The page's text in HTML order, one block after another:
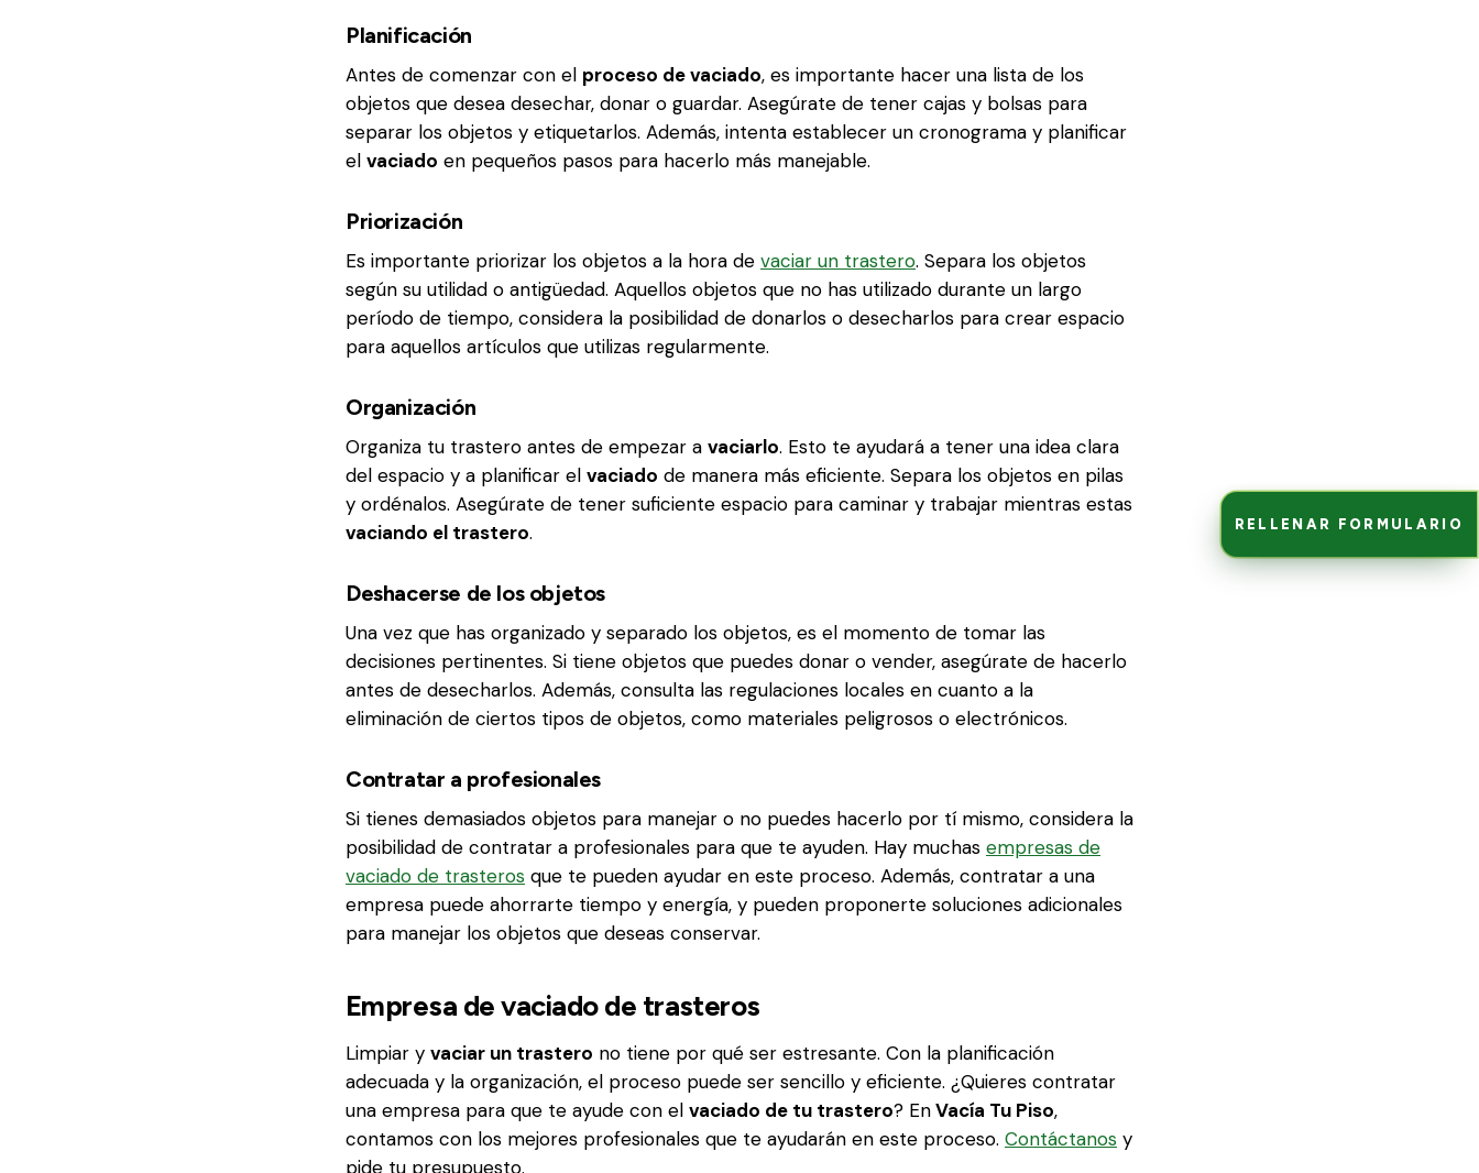
Planificación
Antes de comenzar con el proceso de vaciado, es importante hacer una lista de los
objetos que desea desechar, donar o guardar. Asegúrate de tener cajas y bolsas para
separar los objetos y etiquetarlos. Además, intenta establecer un cronograma y planificar
el vaciado en pequeños pasos para hacerlo más manejable.
Priorización
Es importante priorizar los objetos a la hora de vaciar un trastero. Separa los objetos
según su utilidad o antigüedad. Aquellos objetos que no has utilizado durante un largo
período de tiempo, considera la posibilidad de donarlos o desecharlos para crear espacio
para aquellos artículos que utilizas regularmente.
Organización
Organiza tu trastero antes de empezar a vaciarlo. Esto te ayudará a tener una idea clara
del espacio y a planificar el vaciado de manera más eficiente. Separa los objetos en pilas
y ordénalos. Asegúrate de tener suficiente espacio para caminar y trabajar mientras estas
vaciando el trastero.
Deshacerse de los objetos
Una vez que has organizado y separado los objetos, es el momento de tomar las
decisiones pertinentes. Si tiene objetos que puedes donar o vender, asegúrate de hacerlo
antes de desecharlos. Además, consulta las regulaciones locales en cuanto a la
eliminación de ciertos tipos de objetos, como materiales peligrosos o electrónicos.
Contratar a profesionales
Si tienes demasiados objetos para manejar o no puedes hacerlo por tí mismo, considera la
posibilidad de contratar a profesionales para que te ayuden. Hay muchas empresas de
vaciado de trasteros que te pueden ayudar en este proceso. Además, contratar a una
empresa puede ahorrarte tiempo y energía, y pueden proponerte soluciones adicionales
para manejar los objetos que deseas conservar.
Empresa de vaciado de trasteros
Limpiar y vaciar un trastero no tiene por qué ser estresante. Con la planificación
adecuada y la organización, el proceso puede ser sencillo y eficiente. ¿Quieres contratar
una empresa para que te ayude con el vaciado de tu trastero? EnVacía Tu Piso,
contamos con los mejores profesionales que te ayudarán en este proceso. Contáctanos y
pide tu presupuesto.
RELLENAR FORMULARIO